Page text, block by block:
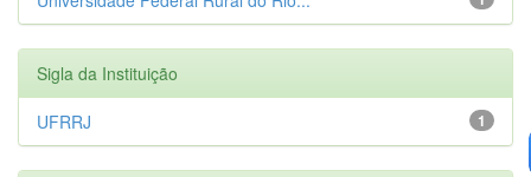
Sigla da Instituição
1
UFRRJ